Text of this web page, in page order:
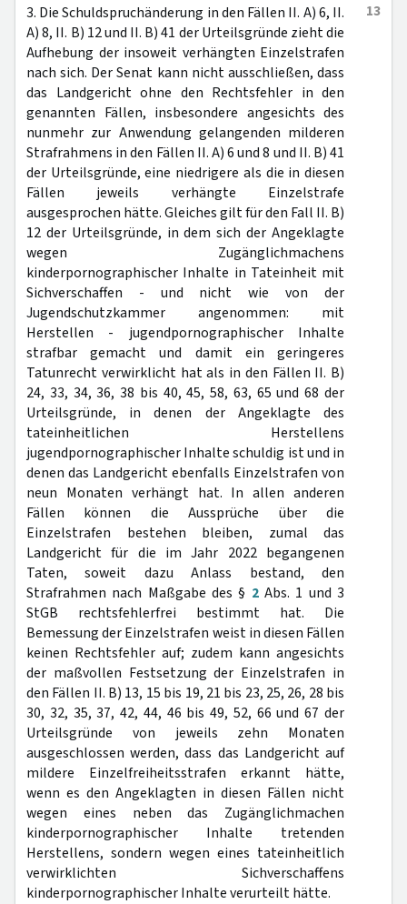
13
3. Die Schuldspruchänderung in den Fällen II. A) 6, II.
A) 8, II. B) 12 und II. B) 41 der Urteilsgründe zieht die
Aufhebung der insoweit verhängten Einzelstrafen
nach sich. Der Senat kann nicht ausschließen, dass
das Landgericht ohne den Rechtsfehler in den
genannten Fällen, insbesondere angesichts des
nunmehr zur Anwendung gelangenden milderen
Strafrahmens in den Fällen II. A) 6 und 8 und II. B) 41
der Urteilsgründe, eine niedrigere als die in diesen
Fällen jeweils verhängte Einzelstrafe
ausgesprochen hätte. Gleiches gilt für den Fall II. B)
12 der Urteilsgründe, in dem sich der Angeklagte
wegen Zugänglichmachens
kinderpornographischer Inhalte in Tateinheit mit
Sichverschaffen - und nicht wie von der
Jugendschutzkammer angenommen: mit
Herstellen - jugendpornographischer Inhalte
strafbar gemacht und damit ein geringeres
Tatunrecht verwirklicht hat als in den Fällen II. B)
24, 33, 34, 36, 38 bis 40, 45, 58, 63, 65 und 68 der
Urteilsgründe, in denen der Angeklagte des
tateinheitlichen Herstellens
jugendpornographischer Inhalte schuldig ist und in
denen das Landgericht ebenfalls Einzelstrafen von
neun Monaten verhängt hat. In allen anderen
Fällen können die Aussprüche über die
Einzelstrafen bestehen bleiben, zumal das
Landgericht für die im Jahr 2022 begangenen
Taten, soweit dazu Anlass bestand, den
Strafrahmen nach Maßgabe des § 2Abs. 1 und 3
StGB rechtsfehlerfrei bestimmt hat. Die
Bemessung der Einzelstrafen weist in diesen Fällen
keinen Rechtsfehler auf; zudem kann angesichts
der maßvollen Festsetzung der Einzelstrafen in
den Fällen II. B) 13, 15 bis 19, 21 bis 23, 25, 26, 28 bis
30, 32, 35, 37, 42, 44, 46 bis 49, 52, 66 und 67 der
Urteilsgründe von jeweils zehn Monaten
ausgeschlossen werden, dass das Landgericht auf
mildere Einzelfreiheitsstrafen erkannt hätte,
wenn es den Angeklagten in diesen Fällen nicht
wegen eines neben das Zugänglichmachen
kinderpornographischer Inhalte tretenden
Herstellens, sondern wegen eines tateinheitlich
verwirklichten Sichverschaffens
kinderpornographischer Inhalte verurteilt hätte.